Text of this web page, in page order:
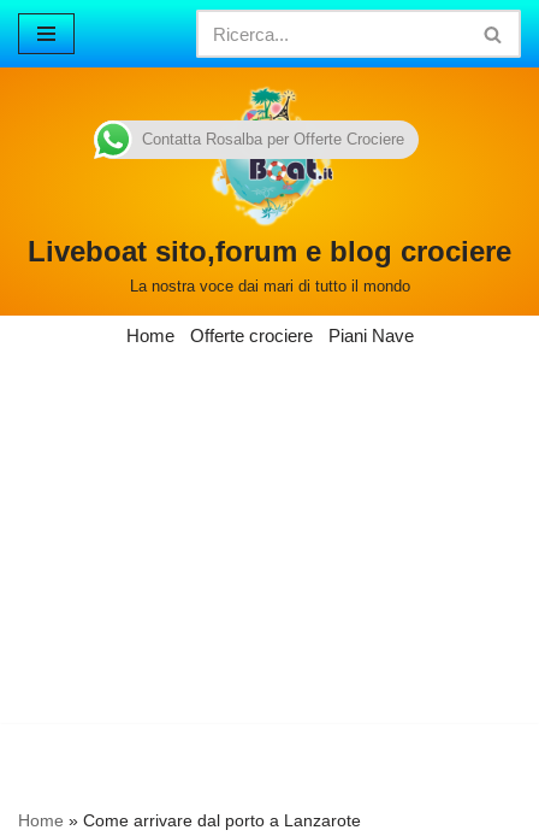
Vai
Liveboat sito,forum e blog crociere
La nostra voce dai mari di tutto il mondo
Home Offerte crociere Piani Nave
Home » Come arrivare dal porto a Lanzarote
Contatta Rosalba per Offerte Crociere